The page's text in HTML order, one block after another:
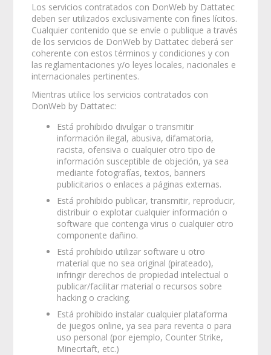
Los servicios contratados con DonWeb by Dattatec
deben ser utilizados exclusivamente con fines lícitos.
Cualquier contenido que se envíe o publique a través
de los servicios de DonWeb by Dattatec deberá ser
coherente con estos términos y condiciones y con
las reglamentaciones y/o leyes locales, nacionales e
internacionales pertinentes.
Mientras utilice los servicios contratados con
DonWeb by Dattatec:
Está prohibido divulgar o transmitir
información ilegal, abusiva, difamatoria,
racista, ofensiva o cualquier otro tipo de
información susceptible de objeción, ya sea
mediante fotografías, textos, banners
publicitarios o enlaces a páginas externas.
Está prohibido publicar, transmitir, reproducir,
distribuir o explotar cualquier información o
software que contenga virus o cualquier otro
componente dañino.
Está prohibido utilizar software u otro
material que no sea original (pirateado),
infringir derechos de propiedad intelectual o
publicar/facilitar material o recursos sobre
hacking o cracking.
Está prohibido instalar cualquier plataforma
de juegos online, ya sea para reventa o para
uso personal (por ejemplo, Counter Strike,
Minecrtaft, etc.)